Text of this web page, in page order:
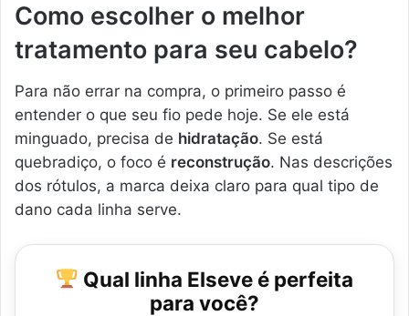
Como escolher o melhor
tratamento para seu cabelo?
Para não errar na compra, o primeiro passo é
entender o que seu fio pede hoje. Se ele está
minguado, precisa de hidratação. Se está
quebradiço, o foco é reconstrução. Nas descrições
dos rótulos, a marca deixa claro para qual tipo de
dano cada linha serve.
Qual linha Elseve é perfeita
para você?